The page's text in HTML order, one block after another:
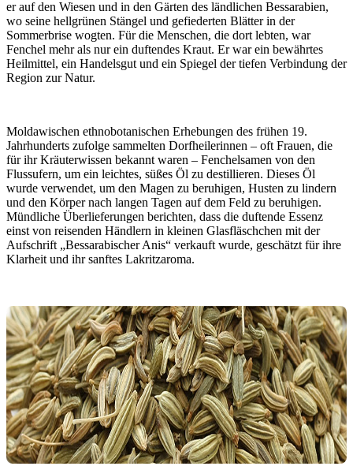
er auf den Wiesen und in den Gärten des ländlichen Bessarabien,
wo seine hellgrünen Stängel und gefiederten Blätter in der
Sommerbrise wogten. Für die Menschen, die dort lebten, war
Fenchel mehr als nur ein duftendes Kraut. Er war ein bewährtes
Heilmittel, ein Handelsgut und ein Spiegel der tiefen Verbindung der
Region zur Natur.
Moldawischen ethnobotanischen Erhebungen des frühen 19.
Jahrhunderts zufolge sammelten Dorfheilerinnen – oft Frauen, die
für ihr Kräuterwissen bekannt waren – Fenchelsamen von den
Flussufern, um ein leichtes, süßes Öl zu destillieren. Dieses Öl
wurde verwendet, um den Magen zu beruhigen, Husten zu lindern
und den Körper nach langen Tagen auf dem Feld zu beruhigen.
Mündliche Überlieferungen berichten, dass die duftende Essenz
einst von reisenden Händlern in kleinen Glasfläschchen mit der
Aufschrift „Bessarabischer Anis“ verkauft wurde, geschätzt für ihre
Klarheit und ihr sanftes Lakritzaroma.